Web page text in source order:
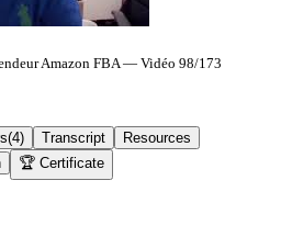
Amazon FBA — Vidéo 98/173
(4) Transcript
Resources
🏆 Certificate